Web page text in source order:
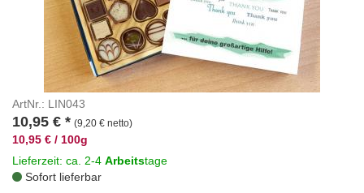
ArtNr.: LIN043
10,95 € * (9,20 € netto)
10,95 € / 100g
Lieferzeit: ca. 2-4 Arbeitstage
Sofort lieferbar